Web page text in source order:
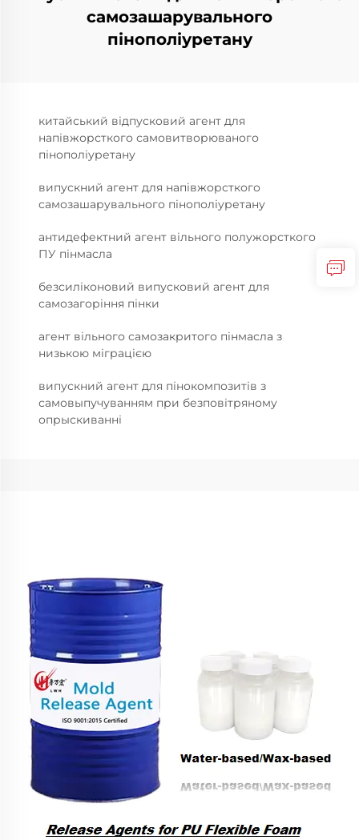
самозашарувального
пінополіуретану
китайський відпусковий агент для
напівжорсткого самовитворюваного
пінополіуретану
випускний агент для напівжорсткого
самозашарувального пінополіуретану
антидефектний агент вільного полужорсткого
ПУ пінмасла
безсиліконовий випусковий агент для
самозагоріння пінки
агент вільного самозакритого пінмасла з
низькою міграцією
випускний агент для пінокомпозитів з
самовыпучуванням при безповітряному
опрыскиванні